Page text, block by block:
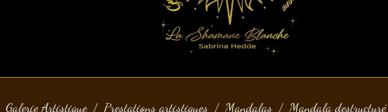
Galerie Artistique Prestations artistiques Mandalas Mandala destructuré